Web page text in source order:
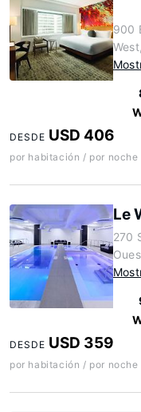
900
DESDE USD 406
por habitación / por noche
Le
270
DESDE USD 359
por habitación / por noche